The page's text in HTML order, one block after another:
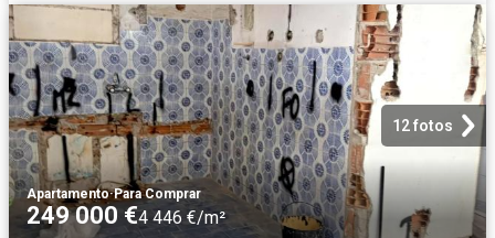
12 fotos
Apartamento·Para Comprar
249 000 €4 446 €/m²